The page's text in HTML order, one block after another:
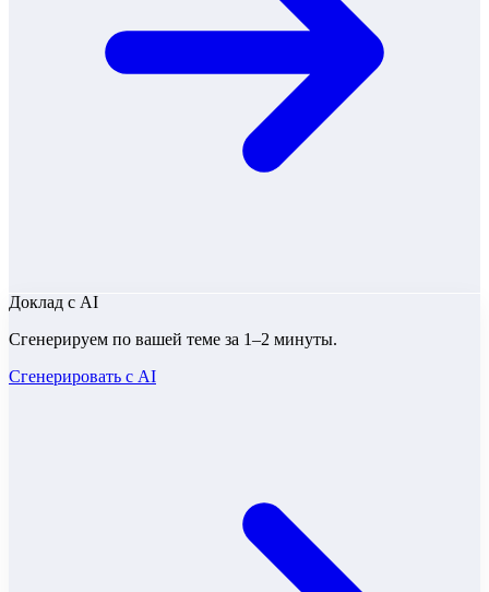
Доклад с AI
Сгенерируем по вашей теме за 1–2 минуты.
Сгенерировать с AI